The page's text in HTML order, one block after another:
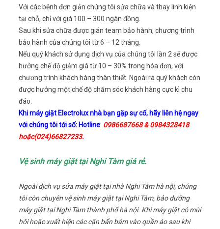
Với các bệnh đơn giản chúng tôi sửa chữa và thay linh kiện
tại chỗ, chỉ với giá 100 – 300 ngàn đồng.
Sau khi sửa chữa được gián team bảo hành, chương trình
bảo hành của chúng tôi từ 6 – 12 tháng.
Nếu quý khách sử dụng dịch vụ của chúng tôi lần 2 sẽ được
hưởng chế độ giảm giá từ 10 – 30% trong hóa đơn, với
chương trình khách hàng thân thiết. Ngoài ra quý khách còn
được hưởng một chế độ chăm sóc khách hàng cực kì chu
đáo.
Khi máy giặt Electrolux nhà bạn gặp sự cố, hãy liên hệ ngay
với chúng tôi tới số: Hotline: 0986687668 & 0984328418
hoặc(024)66827233.
Vệ sinh máy giặt tại Nghi Tàm giá rẻ.
Ngoài dịch vụ sửa máy giặt tại nhà Nghi Tàm hà nội, chúng
tôi còn chuyên vệ sinh máy giặt tại Nghi Tàm, bảo dưỡng
máy giặt tại Nghi Tàm thành phố hà nội. Khi máy giặt có mùi
hôi hoặc xuất hiện các cặn bẩn bám vào quần áo sau khi